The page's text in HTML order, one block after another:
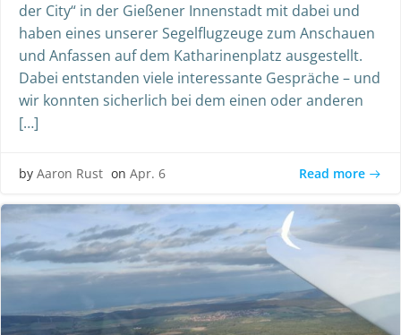
der City“ in der Gießener Innenstadt mit dabei und
haben eines unserer Segelflugzeuge zum Anschauen
und Anfassen auf dem Katharinenplatz ausgestellt.
Dabei entstanden viele interessante Gespräche – und
wir konnten sicherlich bei dem einen oder anderen
[…]
by Aaron Rust on Apr. 6 Read more